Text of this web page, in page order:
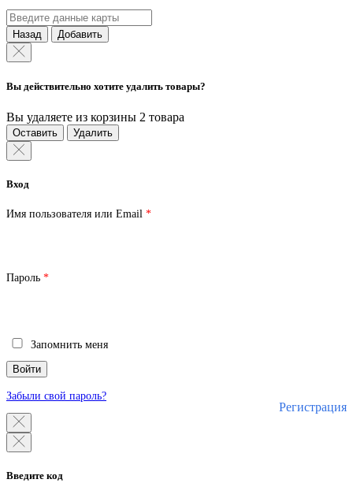
Назад Добавить
Вы действительно хотите удалить товары?
Вы удаляете из корзины 2 товара
Оставить Удалить
Вход
Имя пользователя или Email *Обязательно
Пароль *Обязательно
Запомнить меня
Войти
Забыли свой пароль?
Регистрация
Введите код